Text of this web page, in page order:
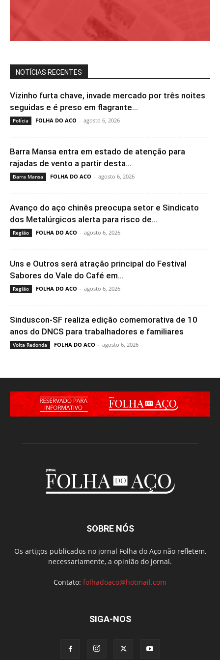
NOTÍCIAS RECENTES
Vizinho furta chave, invade mercado por três noites
seguidas e é preso em flagrante...
Polícia FOLHA DO ACO - agosto 6, 2026
Barra Mansa entra em estado de atenção para
rajadas de vento a partir desta...
Barra Mansa FOLHA DO ACO - agosto 6, 2026
Avanço do aço chinês preocupa setor e Sindicato
dos Metalúrgicos alerta para risco de...
Região FOLHA DO ACO - agosto 6, 2026
Uns e Outros será atração principal do Festival
Sabores do Vale do Café em...
Região FOLHA DO ACO - agosto 6, 2026
Sinduscon-SF realiza edição comemorativa de 10
anos do DNCS para trabalhadores e familiares
Volta Redonda FOLHA DO ACO - agosto 6, 2026
SOBRE NÓS
Os artigos publicados no jornal Folha do Aço não refletem,
necessariamente, a opinião do jornal.
Contato: folhadoaco@hotmail.com
SIGA-NOS